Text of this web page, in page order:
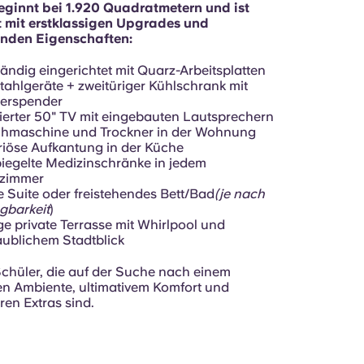
bei 1.920 Quadratmetern und ist
erstklassigen Upgrades und
Eigenschaften:
eingerichtet mit Quarz-Arbeitsplatten
+ zweitüriger Kühlschrank mit
50" TV mit eingebauten Lautsprechern
und Trockner in der Wohnung
Aufkantung in der Küche
Medizinschränke in jedem
Suite oder freistehendes Bett/Bad(je nach
)
private Terrasse mit Whirlpool und
Stadtblick
die auf der Suche nach einem
Ambiente, ultimativem Komfort und
Extras sind.